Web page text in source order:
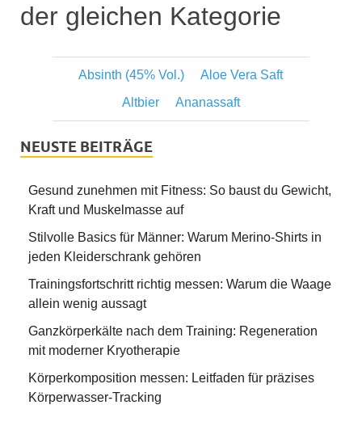
der gleichen Kategorie
Absinth (45% Vol.)
Aloe Vera Saft
Altbier
Ananassaft
NEUSTE BEITRÄGE
Gesund zunehmen mit Fitness: So baust du Gewicht,
Kraft und Muskelmasse auf
Stilvolle Basics für Männer: Warum Merino-Shirts in
jeden Kleiderschrank gehören
Trainingsfortschritt richtig messen: Warum die Waage
allein wenig aussagt
Ganzkörperkälte nach dem Training: Regeneration
mit moderner Kryotherapie
Körperkomposition messen: Leitfaden für präzises
Körperwasser-Tracking